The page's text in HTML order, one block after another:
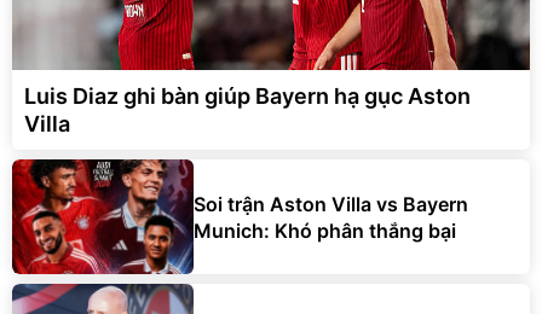
Luis Diaz ghi bàn giúp Bayern hạ gục Aston
Villa
Soi trận Aston Villa vs Bayern
Munich: Khó phân thắng bại